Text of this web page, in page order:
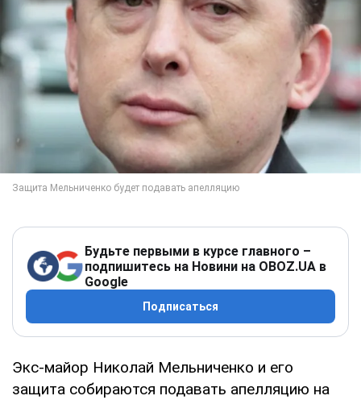
Будьте первыми в курсе главного –
подпишитесь на Новини на OBOZ.UA в
Google
Подписаться
Экс-майор Николай Мельниченко и его
защита собираются подавать апелляцию на